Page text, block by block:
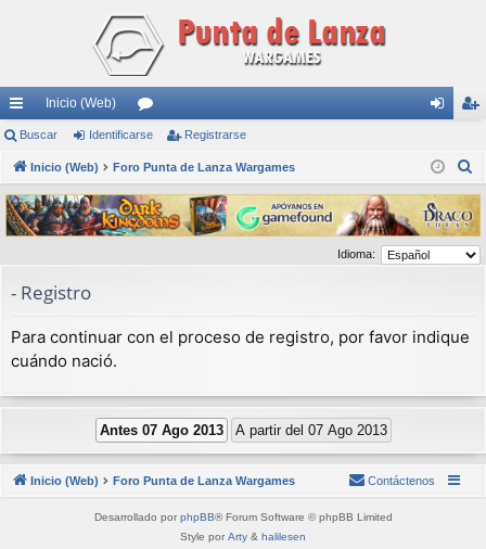
nl
ac
es
rá
pi
do
s
Inicio (Web)
or
os nti
fic
ar
se
ist
ra
rs
e
Buscar Identificarse Registrarse
Inicio (Web) Foro Punta de Lanza Wargames
s
c
a
Idioma:
- Registro
Para continuar con el proceso de registro, por favor indique
cuándo nació.
Inicio (Web) Foro Punta de Lanza Wargames Contáctenos
Desarrollado por phpBB® Forum Software © phpBB Limited
Style por Arty & halilesen